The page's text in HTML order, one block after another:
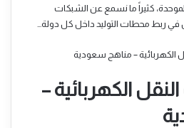
كثيراً ما نسمع عن الشبكات
في ربط محطات التوليد داخل كل دولة…
الكهربائية –